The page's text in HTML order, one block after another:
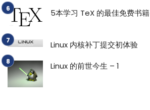
5本学习 TeX 的最佳免费书籍
Linux 内核补丁提交初体验
Linux 的前世今生 – 1